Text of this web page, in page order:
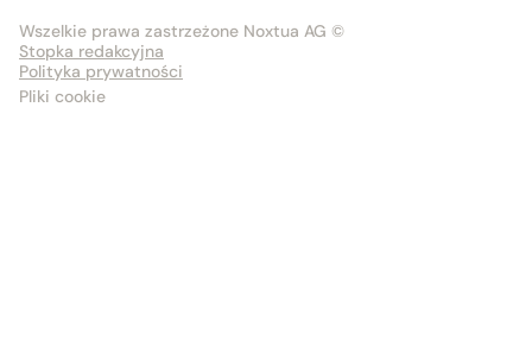
Wszelkie prawa zastrzeżone Noxtua AG ©
Stopka redakcyjna
Polityka prywatności
Pliki cookie